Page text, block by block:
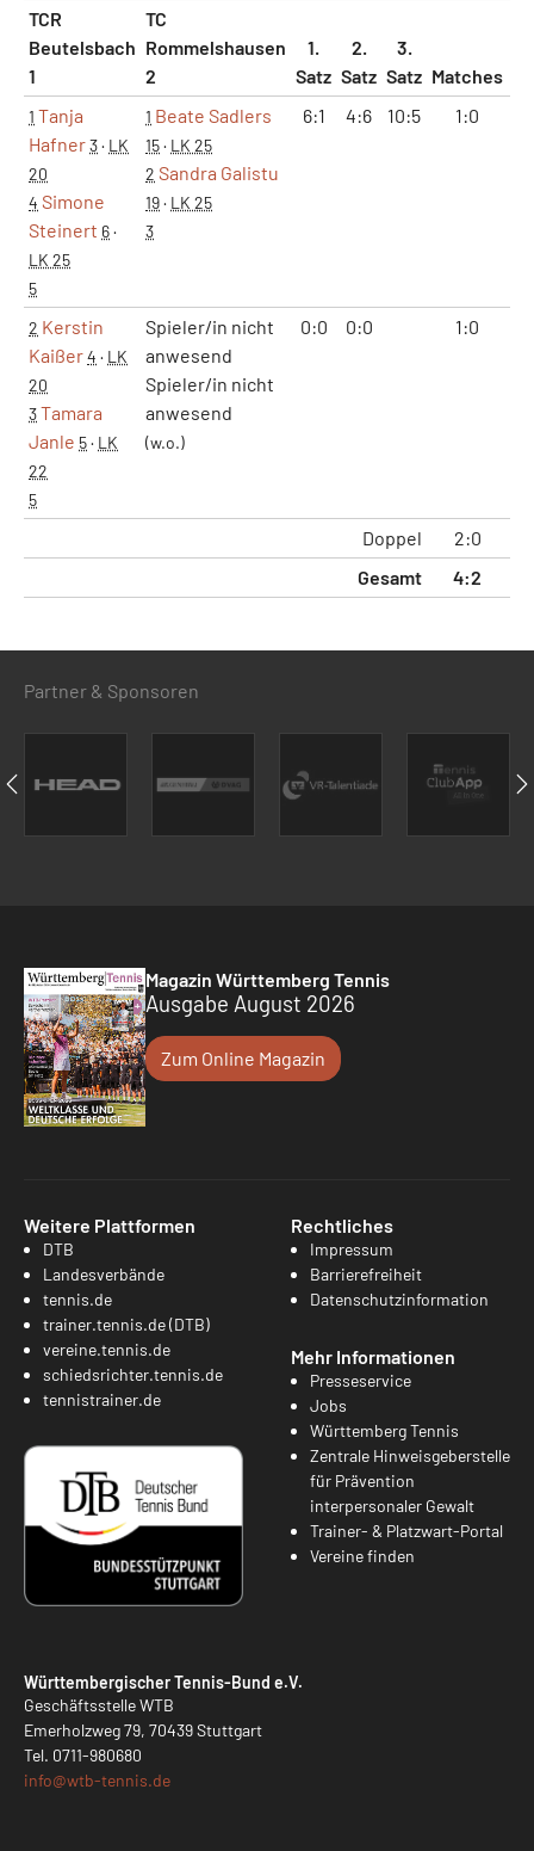
TCR
Beutelsbach
1
TC
Rommelshausen
2
1.
Satz
2.
Satz
3.
Satz Matches
1 Tanja
Hafner3· LK
20
4 Simone
Steinert 6·
LK 25
5
1 Beate Sadlers
15· LK 25
2 Sandra Galistu
19· LK 25
3
6:1 4:6 10:5 1:0
2 Kerstin
Kaißer4 · LK
20
3Tamara
Janle 5· LK
22
5
Spieler/in nicht
anwesend
Spieler/in nicht
anwesend
(w.o.)
0:0 0:0 1:0
Doppel 2:0
Gesamt
4:2
Partner & Sponsoren
Magazin Württemberg Tennis
Ausgabe August 2026
Zum Online Magazin
Weitere Plattformen
DTB
Landesverbände
tennis.de
trainer.tennis.de (DTB)
vereine.tennis.de
schiedsrichter.tennis.de
tennistrainer.de
Rechtliches
Impressum
Barrierefreiheit
Datenschutzinformation
Mehr Informationen
Presseservice
Jobs
Württemberg Tennis
Zentrale Hinweisgeberstelle
für Prävention
interpersonaler Gewalt
Trainer- & Platzwart-Portal
Vereine finden
Württembergischer Tennis-Bund e.V.
Geschäftsstelle WTB
Emerholzweg 79, 70439 Stuttgart
Tel. 0711-980680
info@wtb-tennis.de